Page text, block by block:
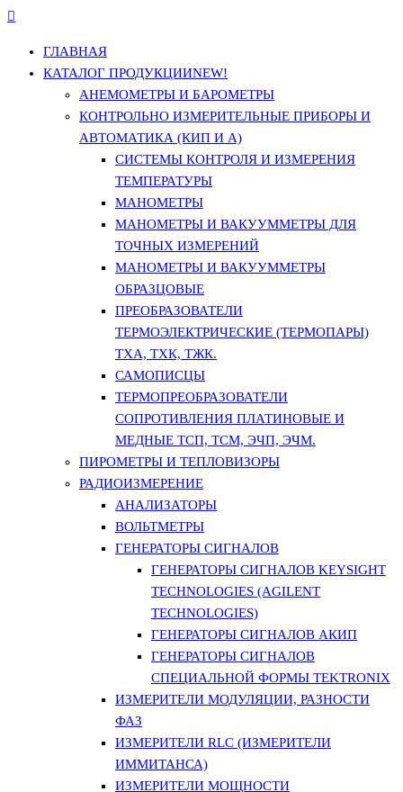
ГЛАВНАЯ
КАТАЛОГ ПРОДУКЦИИNEW!
АНЕМОМЕТРЫ И БАРОМЕТРЫ
КОНТРОЛЬНО ИЗМЕРИТЕЛЬНЫЕ ПРИБОРЫ И
АВТОМАТИКА (КИП И А)
СИСТЕМЫ КОНТРОЛЯ И ИЗМЕРЕНИЯ
ТЕМПЕРАТУРЫ
МАНОМЕТРЫ
МАНОМЕТРЫ И ВАКУУММЕТРЫ ДЛЯ
ТОЧНЫХ ИЗМЕРЕНИЙ
МАНОМЕТРЫ И ВАКУУММЕТРЫ
ОБРАЗЦОВЫЕ
ПРЕОБРАЗОВАТЕЛИ
ТЕРМОЭЛЕКТРИЧЕСКИЕ (ТЕРМОПАРЫ)
ТХА, ТХК, ТЖК.
САМОПИСЦЫ
ТЕРМОПРЕОБРАЗОВАТЕЛИ
СОПРОТИВЛЕНИЯ ПЛАТИНОВЫЕ И
МЕДНЫЕ ТСП, ТСМ, ЭЧП, ЭЧМ.
ПИРОМЕТРЫ И ТЕПЛОВИЗОРЫ
РАДИОИЗМЕРЕНИЕ
АНАЛИЗАТОРЫ
ВОЛЬТМЕТРЫ
ГЕНЕРАТОРЫ СИГНАЛОВ
ГЕНЕРАТОРЫ СИГНАЛОВ KEYSIGHT
TECHNOLOGIES (AGILENT
TECHNOLOGIES)
ГЕНЕРАТОРЫ СИГНАЛОВ АКИП
ГЕНЕРАТОРЫ СИГНАЛОВ
СПЕЦИАЛЬНОЙ ФОРМЫ TEKTRONIX
ИЗМЕРИТЕЛИ МОДУЛЯЦИИ, РАЗНОСТИ
ФАЗ
ИЗМЕРИТЕЛИ RLC (ИЗМЕРИТЕЛИ
ИММИТАНСА)
ИЗМЕРИТЕЛИ МОЩНОСТИ